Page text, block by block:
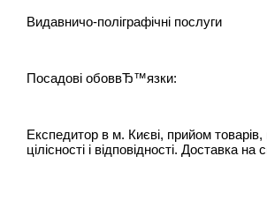
Видавничо-поліграфічні послуги
Посадові обоввЂ™язки:
Експедитор в м. Києві, прийом товарів,
цілісності і відповідності. Доставка на